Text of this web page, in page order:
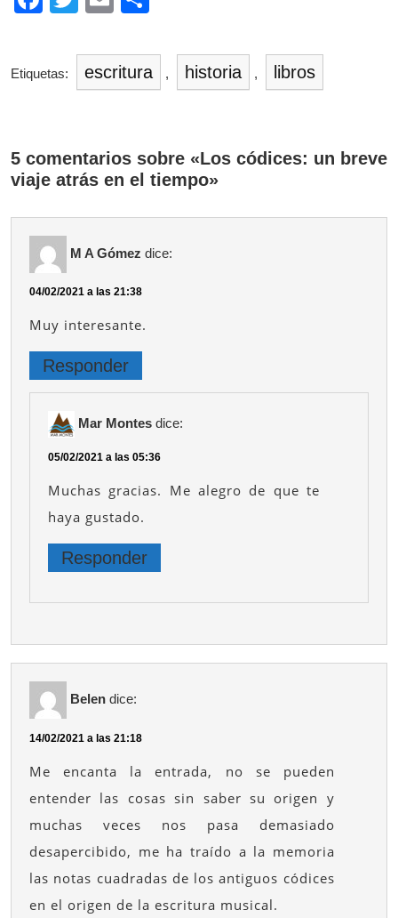
e
o
tt
er
ail m
p
Etiquetas: escritura , historia , libros
5 comentarios sobre «Los códices: un breve
viaje atrás en el tiempo»
M A Gómez dice:
04/02/2021 a las 21:38
Muy interesante.
Responder
Mar Montes dice:
05/02/2021 a las 05:36
Muchas gracias. Me alegro de que te
haya gustado.
Responder
Belen dice:
14/02/2021 a las 21:18
Me encanta la entrada, no se pueden
entender las cosas sin saber su origen y
muchas veces nos pasa demasiado
desapercibido, me ha traído a la memoria
las notas cuadradas de los antiguos códices
en el origen de la escritura musical.